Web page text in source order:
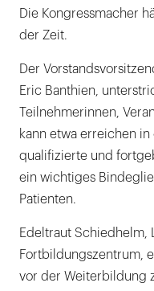
Die Kongressmacher
der Zeit.
Der
Eric Banthien,
Teilnehmerinnen,
kann etwa erreichen
qualifizierte und
ein wichtiges
Patienten.
Edeltraut Schiedhelm,
Fortbildungszentrum,
vor der Weiterbildung